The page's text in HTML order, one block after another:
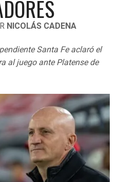
NICOLÁS CADENA
Santa Fe aclaró el
al juego ante Platense de